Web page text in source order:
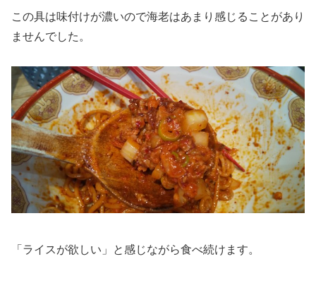
この具は味付けが濃いので海老はあまり感じることがあり
ませんでした。
「ライスが欲しい」と感じながら食べ続けます。